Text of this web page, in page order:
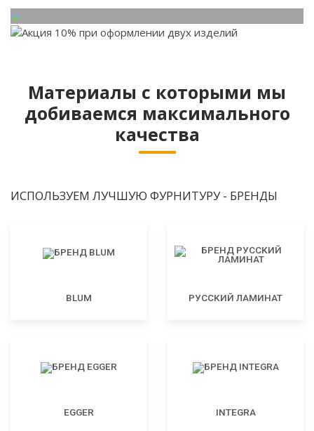
Материалы с которыми мы
добиваемся максимального
качества
ИСПОЛЬЗУЕМ ЛУЧШУЮ ФУРНИТУРУ - БРЕНДЫ
BLUM РУССКИЙ ЛАМИНАТ
EGGER INTEGRA